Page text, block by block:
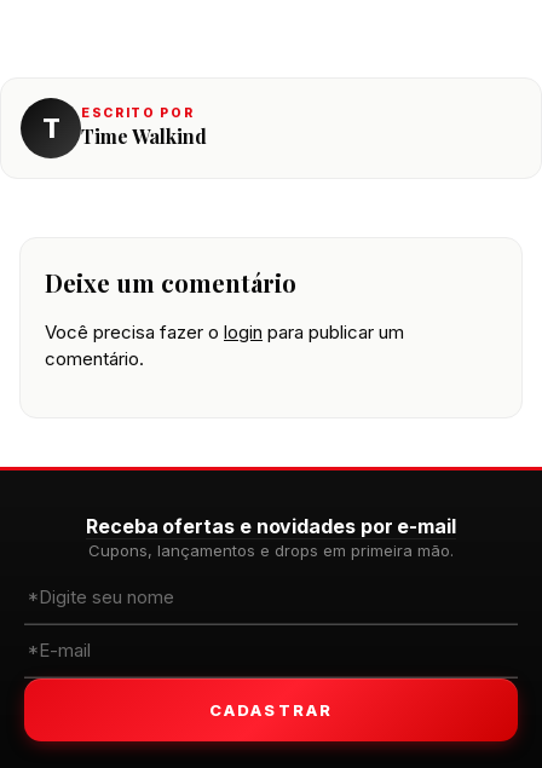
T ESCRITO POR
Time Walkind
Deixe um comentário
Você precisa fazer o login para publicar um
comentário.
Receba ofertas e novidades por e-mail
Cupons, lançamentos e drops em primeira mão.
CADASTRAR